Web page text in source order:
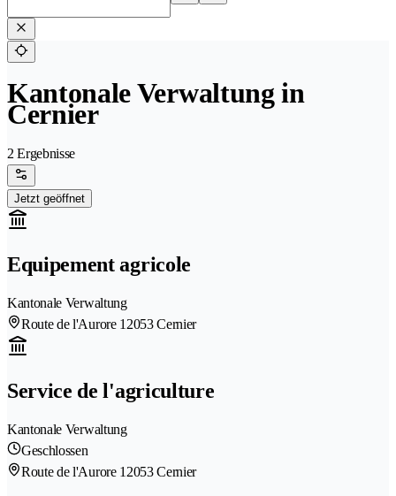
Kantonale Verwaltung in
Cernier
2 Ergebnisse
Jetzt geöffnet
Equipement agricole
Kantonale Verwaltung
Route de l'Aurore 1 2053 Cernier
Service de l'agriculture
Kantonale Verwaltung
Geschlossen
Route de l'Aurore 1 2053 Cernier